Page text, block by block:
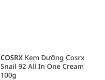
COSRX Kem Dưỡng Cosrx
Snail 92 All In One Cream
100g